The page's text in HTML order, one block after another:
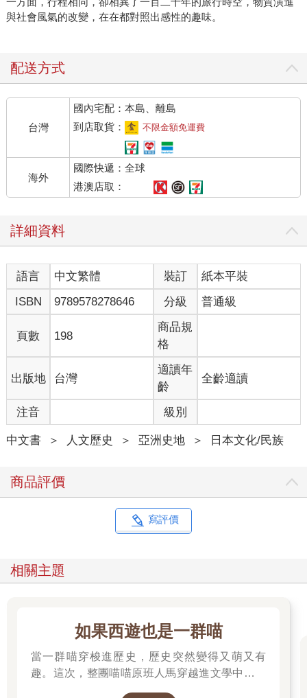
與社會風氣的改變，在在都對照出感性的趣味。
配送方式
台灣
國內宅配：本島、離島
到店取貨：
不限金額免運費
海外
國際快遞：全球
港澳店取：
詳細資料
語言 中文繁體 裝訂
紙本平裝
ISBN
9789578278646 分級 普通級
頁數 198
商品規
格
出版地 台灣
適讀年
齡
全齡適讀
注音 級別
中文書 ＞ 人文歷史 ＞ 亞洲史地 ＞ 日本文化/民族
商品評價
寫評價
相關主題
如果西遊也是一群喵
當一群喵穿梭進歷史，歷史突然變得又萌又有
趣。這次，整團喵喵原班人馬穿越進文學中，開